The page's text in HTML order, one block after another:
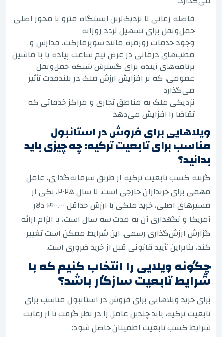
فاصله زمانی تا نزدیک‌ترین ایستگاه مترو یا محور اصلی
حمل‌ونقل برای تسهیل تردد روزانه
وجود خدمات روزمره مانند سوپرمارکت، مدارس و
مطب‌های درمانی در عرض نیم ساعت پیاده یا با ماشین
برنامه‌های آینده برای گسترش شبکه حمل‌ونقل
عمومی، که بر افزایش ارزش ملک در بلندمدت تأثیر
می‌گذارد
نزدیکی ملک به مناطق تجاری و مراکز خدماتی که
تقاضا را افزایش می‌دهد
ویلاهایی برای فروش در استانبول
مناسب برای تابعیت ترکیه: چه چیزی باید
بدانید؟
گزینه کسب تابعیت ترکیه از طریق سرمایه‌گذاری، عامل
مهمی برای خریداران خارجی است. تا سال ۲۰۲۵، یکی از
مسیرهای اصلی، خرید ملکی با ارزش حداقل ۴۰۰,۰۰۰ دلار
آمریکا و نگهداری آن به مدت سه سال است، با الزام ارائه
گزارش ارزش‌گذاری رسمی. این شرایط ممکن است تغییر
کند، بنابراین تأیید قانونی قبل از خرید ضروری است.
چگونه ویلایی را انتخاب کنیم که با
شرایط تابعیت سازگار باشد؟
برای خرید ویلاهایی برای فروش در استانبول مناسب برای
تابعیت ترکیه، باید چندین عامل را در نظر گرفت تا از رعایت
شرایط کسب تابعیت اطمینان حاصل شود: